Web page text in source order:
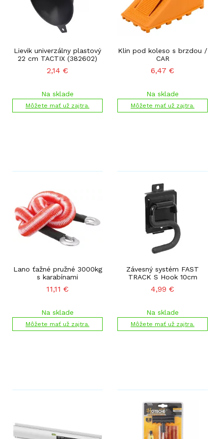
Lievik univerzálny plastový
22 cm TACTIX (382602)
2,14 €
Na sklade
Môžete mať už zajtra.
Klin pod koleso s brzdou /
CAR
6,47 €
Na sklade
Môžete mať už zajtra.
Lano ťažné pružné 3000kg
s karabínami
11,11 €
Na sklade
Môžete mať už zajtra.
Závesný systém FAST
TRACK S Hook 10cm
4,99 €
Na sklade
Môžete mať už zajtra.